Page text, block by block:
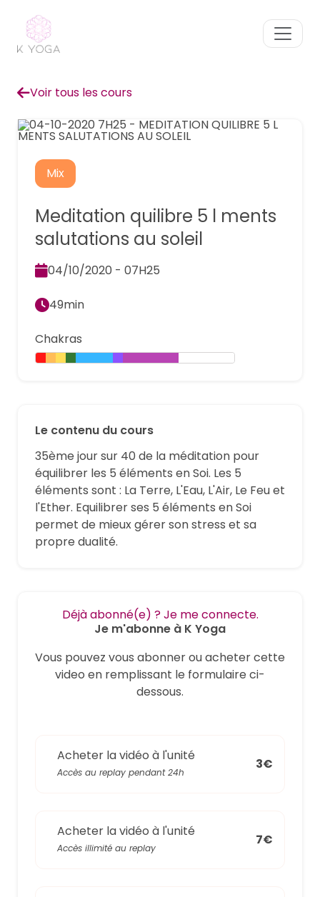
Voir tous les cours
Mix
Chakras
Meditation quilibre 5 l ments
salutations au soleil
04/10/2020 - 07H25
49min
Le contenu du cours
35ème jour sur 40 de la méditation pour
équilibrer les 5 éléments en Soi. Les 5
éléments sont : La Terre, L'Eau, L'Air, Le Feu et
l'Ether. Equilibrer ses 5 éléments en Soi
permet de mieux gérer son stress et sa
propre dualité.
Déjà abonné(e) ? Je me connecte.
Je m'abonne à K Yoga
Vous pouvez vous abonner ou acheter cette
video en remplissant le formulaire ci-
dessous.
Acheter la vidéo à l'unité
Accès au replay pendant 24h
3€
Acheter la vidéo à l'unité
Accès illimité au replay
7€